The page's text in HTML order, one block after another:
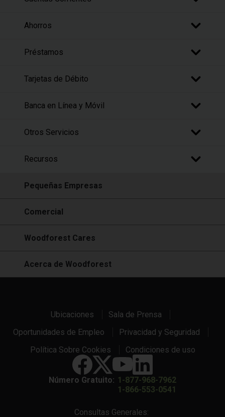
Ahorros
Préstamos
Tarjetas de Débito
Banca en Línea y Móvil
Otros Servicios
Recursos
Pequeñas Empresas
Comercial
Woodforest Cares
Acerca de Woodforest
Ubicaciones
Sala de Prensa
Oportunidades de Empleo
Privacidad y Seguridad
Política Sobre Cookies
Condiciones de uso
Número Gratuito: 1-877-968-7962
1-866-553-0541
Consultas Generales: